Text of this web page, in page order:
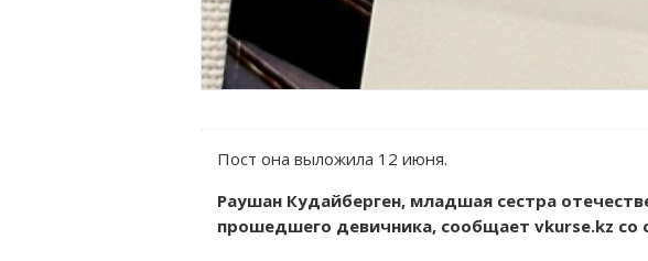
Пост она выложила 12 июня.
Раушан Кудайберген, младшая сестра
прошедшего девичника, сообщает vkurse.kz со